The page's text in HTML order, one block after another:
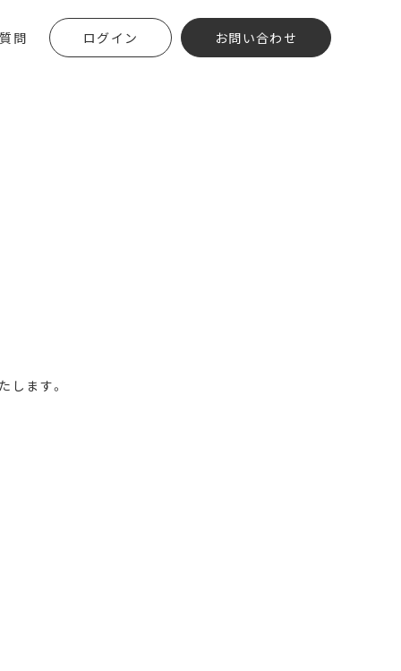
問 ログイン お問い合わせ
します。